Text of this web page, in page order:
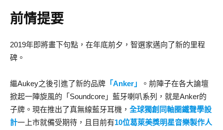
前情提要
2019年即將畫下句點，在年底前夕，智選家邁向了新的里程
碑。
繼Aukey之後引進了新的品牌 「Anker」
。前陣子在各大論壇
掀起一陣旋風的「Soundcore」藍牙喇叭系列，就是Anker的
子牌。現在推出了真無線藍牙耳機， 全球獨創同軸圈鐵聲學設
計一上市就備受期待，且目前有10位葛萊美獎明星音樂製作人